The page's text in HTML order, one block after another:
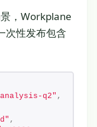
，Workplane
次性发布包含
q2" ,
,